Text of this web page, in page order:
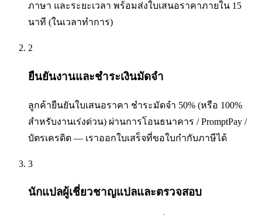
ภาษา และระยะเวลา พร้อมส่งใบเสนอราคาภายใน 15
นาที (ในเวลาทำการ)
2
ยืนยันงานและชำระเงินมัดจำ
ลูกค้ายืนยันใบเสนอราคา ชำระมัดจำ 50% (หรือ 100%
สำหรับงานเร่งด่วน) ผ่านการโอนธนาคาร / PromptPay /
บัตรเครดิต — เราออกใบเสร็จที่ขอใบกำกับภาษีได้
3
นักแปลผู้เชี่ยวชาญแปลและตรวจสอบ